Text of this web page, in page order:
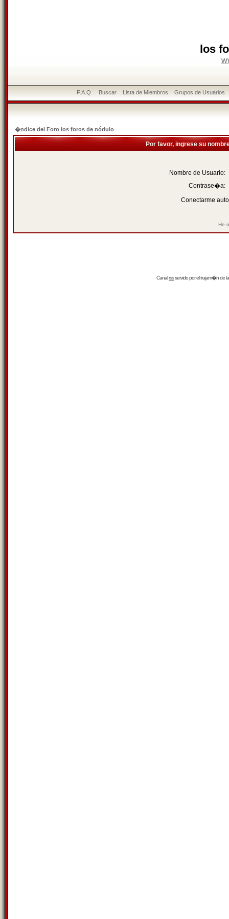
los
F.A.Q. Buscar Lista de Miembros Grupos de Usuarios
�ndice del Foro los foros de nódulo
Por favor, ingrese su
Nombre de Usuario:
Contrase�a:
Conectarme
He
Canalrssservido por eltrujam�nde